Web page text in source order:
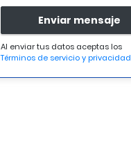
Enviar mensaje
Al enviar tus datos aceptas los
Términos de servicio y privacidad